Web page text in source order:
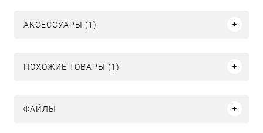
АКСЕССУАРЫ (1)
ПОХОЖИЕ ТОВАРЫ (1)
ФАЙЛЫ